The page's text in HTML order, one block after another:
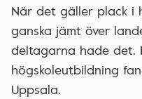
När det gäller plack i
ganska jämt över
deltagarna hade det.
högskoleutbildning
Uppsala.